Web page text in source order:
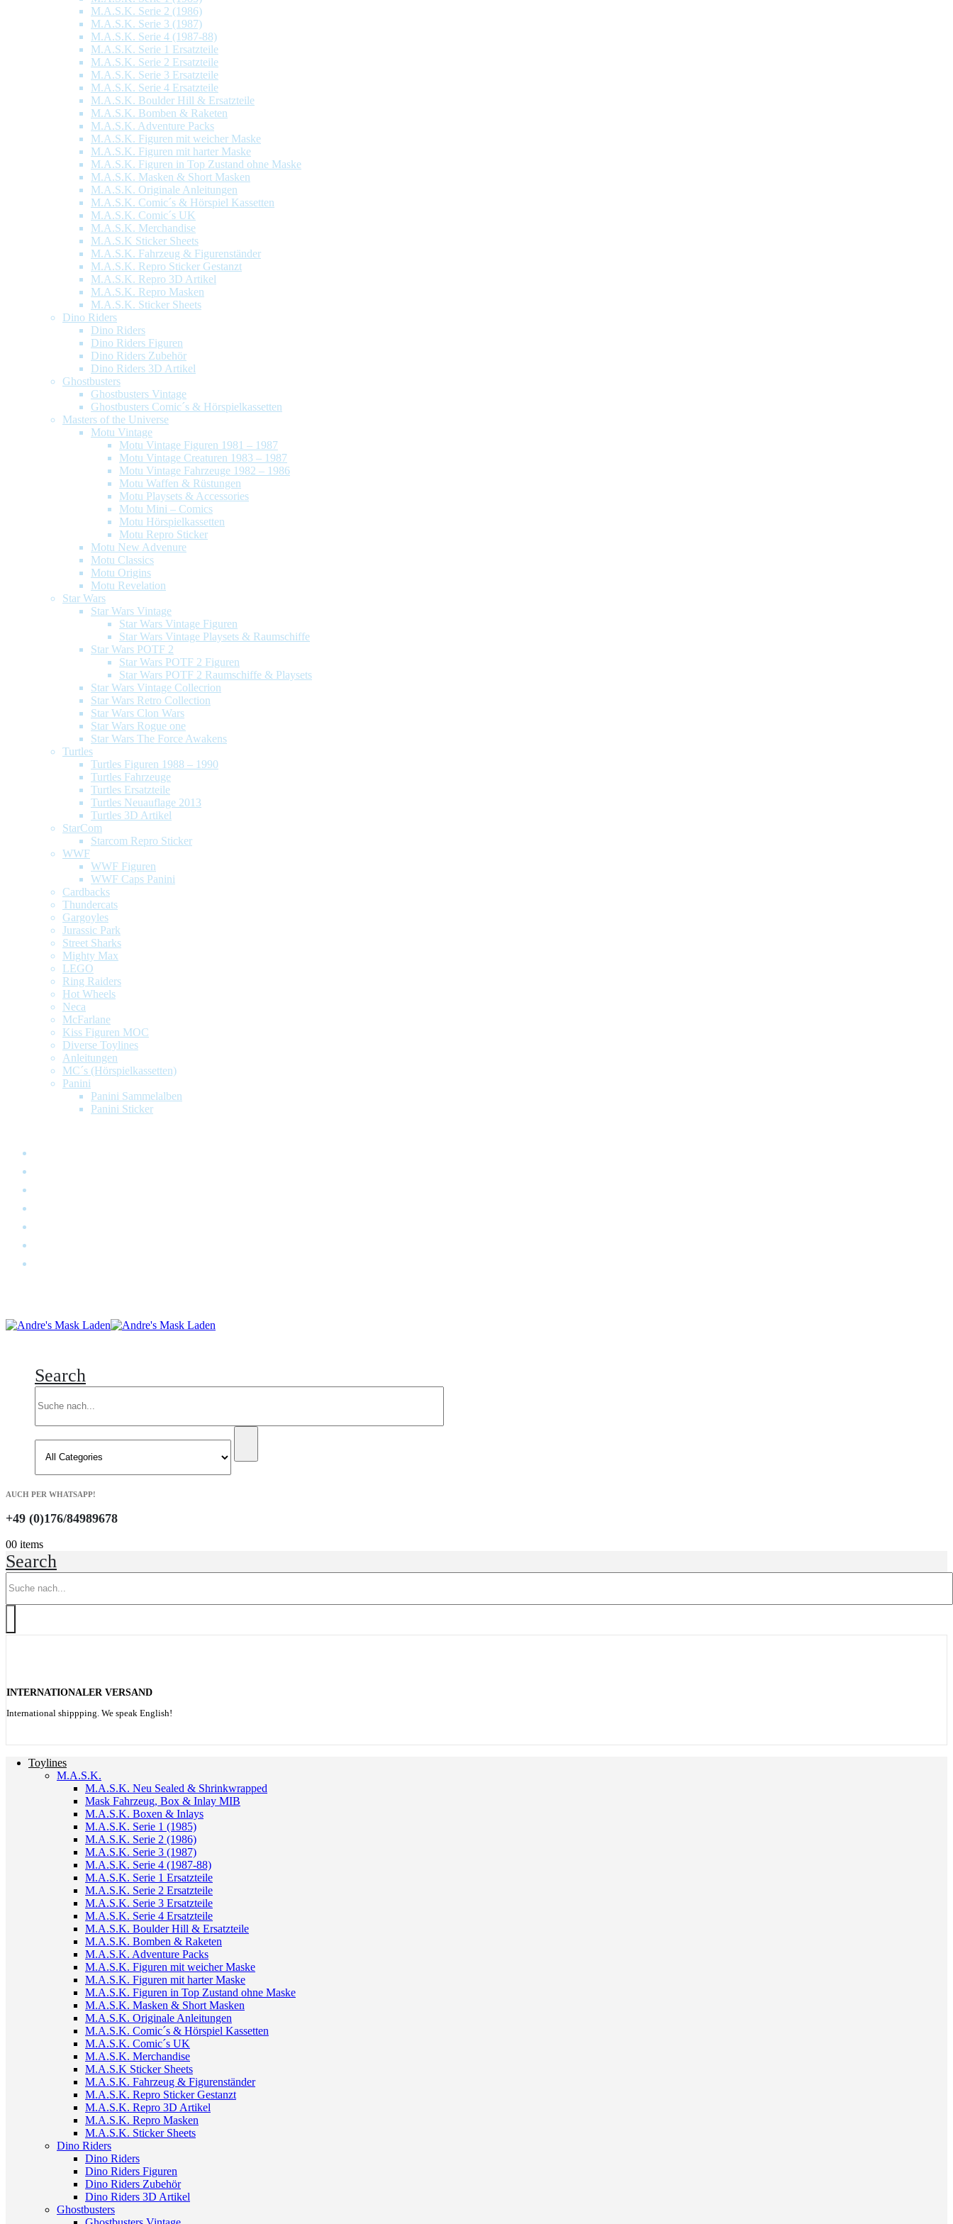
M.A.S.K. Serie 2 (1986)
M.A.S.K. Serie 3 (1987)
M.A.S.K. Serie 4 (1987-88)
M.A.S.K. Serie 1 Ersatzteile
M.A.S.K. Serie 2 Ersatzteile
M.A.S.K. Serie 3 Ersatzteile
M.A.S.K. Serie 4 Ersatzteile
M.A.S.K. Boulder Hill & Ersatzteile
M.A.S.K. Bomben & Raketen
M.A.S.K. Adventure Packs
M.A.S.K. Figuren mit weicher Maske
M.A.S.K. Figuren mit harter Maske
M.A.S.K. Figuren in Top Zustand ohne Maske
M.A.S.K. Masken & Short Masken
M.A.S.K. Originale Anleitungen
M.A.S.K. Comic´s & Hörspiel Kassetten
M.A.S.K. Comic´s UK
M.A.S.K. Merchandise
M.A.S.K Sticker Sheets
M.A.S.K. Fahrzeug & Figurenständer
M.A.S.K. Repro Sticker Gestanzt
M.A.S.K. Repro 3D Artikel
M.A.S.K. Repro Masken
M.A.S.K. Sticker Sheets
Dino Riders
Dino Riders
Dino Riders Figuren
Dino Riders Zubehör
Dino Riders 3D Artikel
Ghostbusters
Ghostbusters Vintage
Ghostbusters Comic´s & Hörspielkassetten
Masters of the Universe
Motu Vintage
Motu Vintage Figuren 1981 – 1987
Motu Vintage Creaturen 1983 – 1987
Motu Vintage Fahrzeuge 1982 – 1986
Motu Waffen & Rüstungen
Motu Playsets & Accessories
Motu Mini – Comics
Motu Hörspielkassetten
Motu Repro Sticker
Motu New Advenure
Motu Classics
Motu Origins
Motu Revelation
Star Wars
Star Wars Vintage
Star Wars Vintage Figuren
Star Wars Vintage Playsets & Raumschiffe
Star Wars POTF 2
Star Wars POTF 2 Figuren
Star Wars POTF 2 Raumschiffe & Playsets
Star Wars Vintage Collecrion
Star Wars Retro Collection
Star Wars Clon Wars
Star Wars Rogue one
Star Wars The Force Awakens
Turtles
Turtles Figuren 1988 – 1990
Turtles Fahrzeuge
Turtles Ersatzteile
Turtles Neuauflage 2013
Turtles 3D Artikel
StarCom
Starcom Repro Sticker
WWF
WWF Figuren
WWF Caps Panini
Cardbacks
Thundercats
Gargoyles
Jurassic Park
Street Sharks
Mighty Max
LEGO
Ring Raiders
Hot Wheels
Neca
McFarlane
Kiss Figuren MOC
Diverse Toylines
Anleitungen
MC´s (Hörspielkassetten)
Panini
Panini Sammelalben
Panini Sticker
Search
AUCH PER WHATSAPP!
+49 (0)176/84989678
00 items
Search
INTERNATIONALER VERSAND
International shippping. We speak English!
Toylines
M.A.S.K.
M.A.S.K. Neu Sealed & Shrinkwrapped
Mask Fahrzeug, Box & Inlay MIB
M.A.S.K. Boxen & Inlays
M.A.S.K. Serie 1 (1985)
M.A.S.K. Serie 2 (1986)
M.A.S.K. Serie 3 (1987)
M.A.S.K. Serie 4 (1987-88)
M.A.S.K. Serie 1 Ersatzteile
M.A.S.K. Serie 2 Ersatzteile
M.A.S.K. Serie 3 Ersatzteile
M.A.S.K. Serie 4 Ersatzteile
M.A.S.K. Boulder Hill & Ersatzteile
M.A.S.K. Bomben & Raketen
M.A.S.K. Adventure Packs
M.A.S.K. Figuren mit weicher Maske
M.A.S.K. Figuren mit harter Maske
M.A.S.K. Figuren in Top Zustand ohne Maske
M.A.S.K. Masken & Short Masken
M.A.S.K. Originale Anleitungen
M.A.S.K. Comic´s & Hörspiel Kassetten
M.A.S.K. Comic´s UK
M.A.S.K. Merchandise
M.A.S.K Sticker Sheets
M.A.S.K. Fahrzeug & Figurenständer
M.A.S.K. Repro Sticker Gestanzt
M.A.S.K. Repro 3D Artikel
M.A.S.K. Repro Masken
M.A.S.K. Sticker Sheets
Dino Riders
Dino Riders
Dino Riders Figuren
Dino Riders Zubehör
Dino Riders 3D Artikel
Ghostbusters